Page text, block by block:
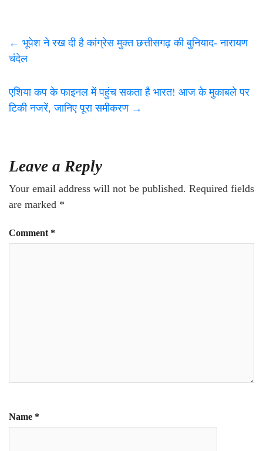
← भूपेश ने रख दी है कांग्रेस मुक्त छत्तीसगढ़ की बुनियाद- नारायण
चंदेल
एशिया कप के फाइनल में पहुंच सकता है भारत! आज के मुकाबले पर
टिकी नजरें, जानिए पूरा समीकरण →
Leave a Reply
Your email address will not be published. Required fields
are marked *
Comment *
Name *